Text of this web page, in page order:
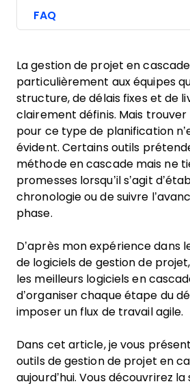
FAQ
La gestion de projet en
particulièrement aux équipes
structure, de délais fixes et de
clairement définis. Mais trouver
pour ce type de planification
évident. Certains outils
méthode en cascade mais ne
promesses lorsqu’il s’agit
chronologie ou de suivre
phase.
D’après mon expérience dans
de logiciels de gestion de
les meilleurs logiciels en
d’organiser chaque étape du
imposer un flux de travail agile.
Dans cet article, je vous
outils de gestion de projet en
aujourd’hui. Vous découvrirez